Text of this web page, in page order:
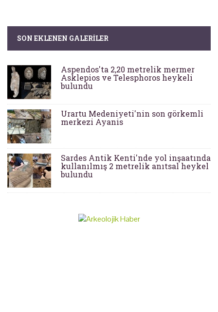
SON EKLENEN GALERILER
Aspendos'ta 2,20 metrelik mermer
Asklepios ve Telesphoros heykeli
bulundu
Urartu Medeniyeti'nin son görkemli
merkezi Ayanis
Sardes Antik Kenti'nde yol inşaatında
kullanılmış 2 metrelik anıtsal heykel
bulundu